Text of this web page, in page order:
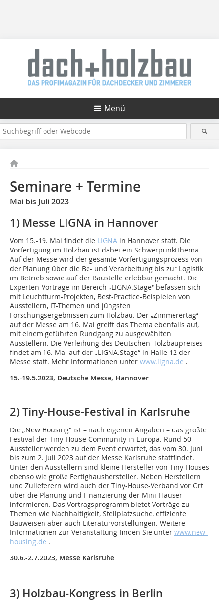
Menü
Seminare + Termine
Mai bis Juli 2023
1) Messe LIGNA in Hannover
Vom 15.-19. Mai findet die LIGNA in Hannover statt. Die
Vorfertigung im Holzbau ist dabei ein Schwerpunktthema.
Auf der Messe wird der gesamte Vorfertigungsprozess von
der Planung über die Be- und Verarbeitung bis zur Logistik
im Betrieb sowie auf der Baustelle erlebbar gemacht. Die
Experten-Vorträge im Bereich „LIGNA.Stage“ befassen sich
mit Leuchtturm-Projekten, Best-Practice-Beispielen von
Ausstellern, IT-Themen und jüngsten
Forschungsergebnissen zum Holzbau. Der „Zimmerertag“
auf der Messe am 16. Mai greift das Thema ebenfalls auf,
mit einem geführten Rundgang zu ausgewählten
Ausstellern. Die Verleihung des Deutschen Holzbaupreises
findet am 16. Mai auf der „LIGNA.Stage“ in Halle 12 der
Messe statt. Mehr Informationen unter www.ligna.de .
15.-19.5.2023, Deutsche Messe, Hannover
2) Tiny-House-Festival in Karlsruhe
Die „New Housing“ ist – nach eigenen Angaben – das größte
Festival der Tiny-House-Community in Europa. Rund 50
Aussteller werden zu dem Event erwartet, das vom 30. Juni
bis zum 2. Juli 2023 auf der Messe Karlsruhe stattfindet.
Unter den Ausstellern sind kleine Hersteller von Tiny Houses
ebenso wie große Fertighaushersteller. Neben Herstellern
und Zulieferern wird auch der Tiny-House-Verband vor Ort
über die Planung und Finanzierung der Mini-Häuser
informieren. Das Vortragsprogramm bietet Vorträge zu
Themen wie Nachhaltigkeit, Stellplatzsuche, effiziente
Bauweisen aber auch Literaturvorstellungen. Weitere
Informationen zur Veranstaltung finden Sie unter www.new-
housing.de .
30.6.-2.7.2023, Messe Karlsruhe
3) Holzbau-Kongress in Berlin